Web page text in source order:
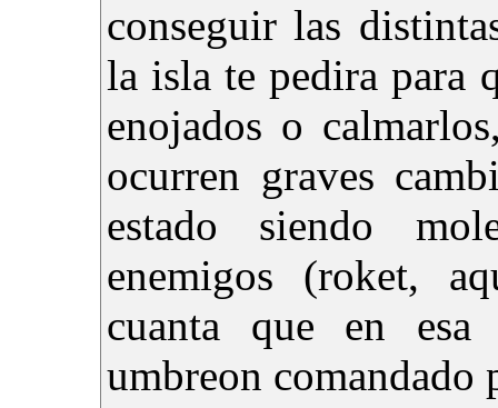
conseguir las
la isla te pedira para
enojados o
ocurren graves
estado siendo
enemigos (roket,
cuanta que en
umbreon comandado